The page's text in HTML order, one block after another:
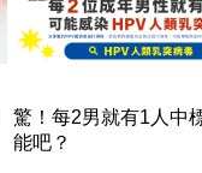
驚！每2男就有1人中
能吧？